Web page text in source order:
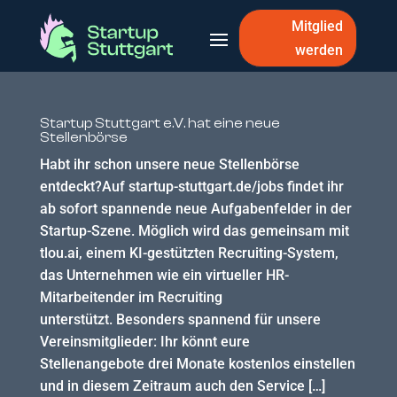
Mitglied
werden
Startup Stuttgart e.V. hat eine neue
Stellenbörse
Habt ihr schon unsere neue Stellenbörse
entdeckt?Auf startup-stuttgart.de/jobs findet ihr
ab sofort spannende neue Aufgabenfelder in der
Startup-Szene. Möglich wird das gemeinsam mit
tlou.ai, einem KI-gestützten Recruiting-System,
das Unternehmen wie ein virtueller HR-
Mitarbeitender im Recruiting
unterstützt. Besonders spannend für unsere
Vereinsmitglieder: Ihr könnt eure
Stellenangebote drei Monate kostenlos einstellen
und in diesem Zeitraum auch den Service […]